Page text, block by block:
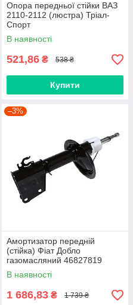
Опора передньої стійки ВАЗ
2110-2112 (люстра) Тріал-
Спорт
В наявності
521,86 ₴ 538 ₴
Купити
–3%
Амортизатор передній
(стійка) Фіат Добло
газомасляний 46827819
SHIKOO
В наявності
1 686,83 ₴ 1 739 ₴